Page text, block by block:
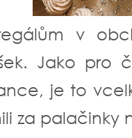
v
Jako
je to
za palačinky